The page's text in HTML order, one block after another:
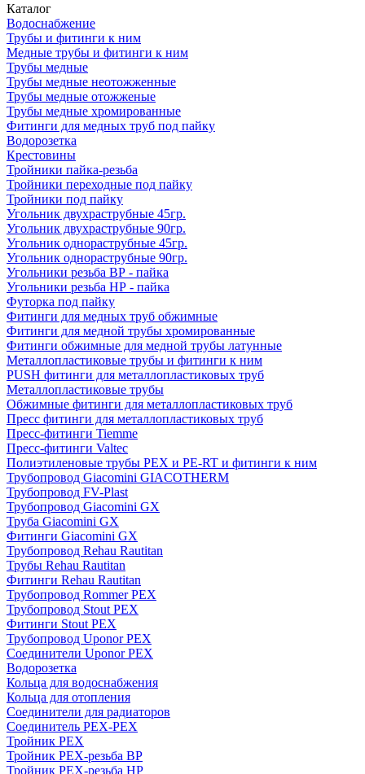
Каталог
Водоснабжение
Трубы и фитинги к ним
Медные трубы и фитинги к ним
Трубы медные
Трубы медные неотожженные
Трубы медные отожженые
Трубы медные хромированные
Фитинги для медных труб под пайку
Водорозетка
Крестовины
Тройники пайка-резьба
Тройники переходные под пайку
Тройники под пайку
Угольник двухраструбные 45гр.
Угольник двухраструбные 90гр.
Угольник однораструбные 45гр.
Угольник однораструбные 90гр.
Угольники резьба ВР - пайка
Угольники резьба НР - пайка
Футорка под пайку
Фитинги для медных труб обжимные
Фитинги для медной трубы хромированные
Фитинги обжимные для медной трубы латунные
Металлопластиковые трубы и фитинги к ним
PUSH фитинги для металлопластиковых труб
Металлопластиковые трубы
Обжимные фитинги для металлопластиковых труб
Пресс фитинги для металлопластиковых труб
Пресс-фитинги Tiemme
Пресс-фитинги Valtec
Полиэтиленовые трубы PEX и PE-RT и фитинги к ним
Трубопровод Giacomini GIACOTHERM
Трубопровод FV-Plast
Трубопровод Giacomini GX
Труба Giacomini GX
Фитинги Giacomini GX
Трубопровод Rehau Rautitan
Трубы Rehau Rautitan
Фитинги Rehau Rautitan
Трубопровод Rommer PEX
Трубопровод Stout PEX
Фитинги Stout PEX
Трубопровод Uponor PEX
Соединители Uponor PEX
Водорозетка
Кольца для водоснабжения
Кольца для отопления
Соединители для радиаторов
Соединитель PEX-PEX
Тройник PEX
Тройник PEX-резьба ВР
Тройник PEX-резьба НР